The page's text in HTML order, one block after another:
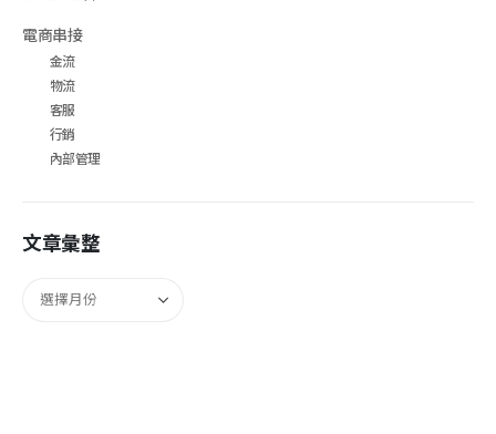
電商串接
金流
物流
客服
行銷
內部管理
文章彙整